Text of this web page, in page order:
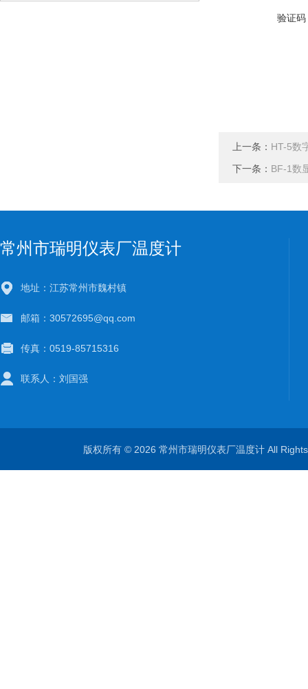
验证码
上一条： HT-5数
下一条： BF-1数
常州市瑞明仪表厂温度计
地址：江苏常州市魏村镇
邮箱：30572695@qq.com
传真：0519-85715316
联系人：刘国强
版权所有 © 2026 常州市瑞明仪表厂温度计 All